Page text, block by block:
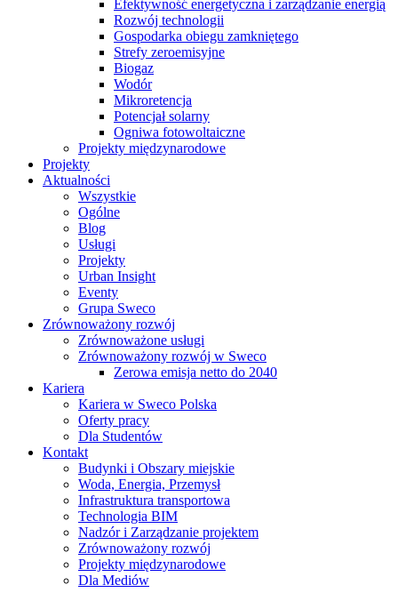
Efektywność energetyczna i zarządzanie energią
Rozwój technologii
Gospodarka obiegu zamkniętego
Strefy zeroemisyjne
Biogaz
Wodór
Mikroretencja
Potencjał solarny
Ogniwa fotowoltaiczne
Projekty międzynarodowe
Projekty
Aktualności
Wszystkie
Ogólne
Blog
Usługi
Projekty
Urban Insight
Eventy
Grupa Sweco
Zrównoważony rozwój
Zrównoważone usługi
Zrównoważony rozwój w Sweco
Zerowa emisja netto do 2040
Kariera
Kariera w Sweco Polska
Oferty pracy
Dla Studentów
Kontakt
Budynki i Obszary miejskie
Woda, Energia, Przemysł
Infrastruktura transportowa
Technologia BIM
Nadzór i Zarządzanie projektem
Zrównoważony rozwój
Projekty międzynarodowe
Dla Mediów